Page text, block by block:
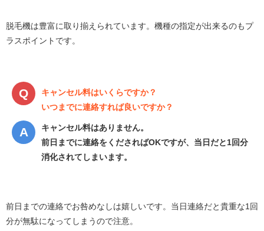
脱毛機は豊富に取り揃えられています。機種の指定が出来るのもプ
ラスポイントです。
キャンセル料はいくらですか？
いつまでに連絡すれば良いですか？
キャンセル料はありません。
前日までに連絡をくださればOKですが、当日だと1回分
消化されてしまいます。
前日までの連絡でお咎めなしは嬉しいです。当日連絡だと貴重な1回
分が無駄になってしまうので注意。